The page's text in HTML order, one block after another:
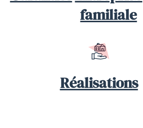
familiale
Réalisations